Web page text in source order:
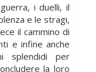
i duelli, il
e le stragi,
il cammino di
e infine anche
splendidi per
la loro